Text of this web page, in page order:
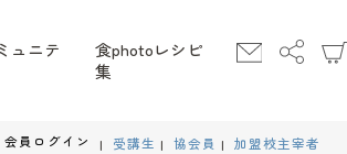
ュニテ
食photoレシピ
集
会員ログイン 受講生 協会員 加盟校主宰者